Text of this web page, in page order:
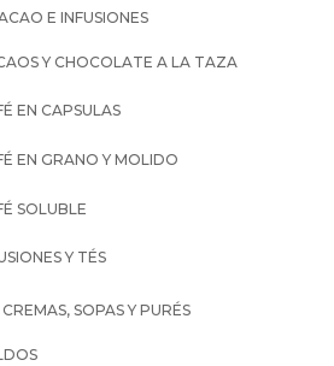
E INFUSIONES
Y CHOCOLATE A LA TAZA
EN CAPSULAS
EN GRANO Y MOLIDO
SOLUBLE
Y TÉS
SOPAS Y PURÉS